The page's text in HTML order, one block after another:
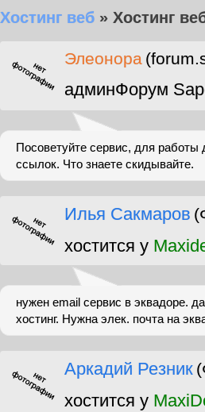
Хостинг веб » Хостинг
Элеонора
админФорум
Посоветуйте сервис, для
ссылок. Что знаете скидывайте.
Илья Сакмаров
хостится у
нужен email сервис в эквадоре.
хостинг. Нужна элек. почта на
Аркадий Резник
хостится у